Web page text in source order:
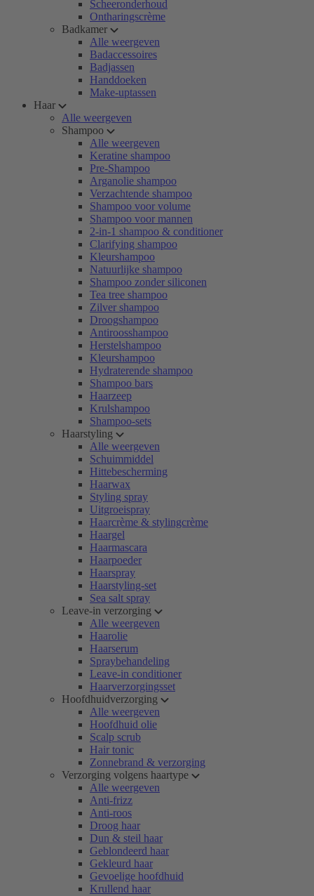
Scheeronderhoud
Ontharingscrème
Badkamer
Alle weergeven
Badaccessoires
Badjassen
Handdoeken
Make-uptassen
Haar
Alle weergeven
Shampoo
Alle weergeven
Keratine shampoo
Pre-Shampoo
Arganolie shampoo
Verzachtende shampoo
Shampoo voor volume
Shampoo voor mannen
2-in-1 shampoo & conditioner
Clarifying shampoo
Kleurshampoo
Natuurlijke shampoo
Shampoo zonder siliconen
Tea tree shampoo
Zilver shampoo
Droogshampoo
Antiroosshampoo
Herstelshampoo
Kleurshampoo
Hydraterende shampoo
Shampoo bars
Haarzeep
Krulshampoo
Shampoo-sets
Haarstyling
Alle weergeven
Schuimmiddel
Hittebescherming
Haarwax
Styling spray
Uitgroeispray
Haarcrème & stylingcrème
Haargel
Haarmascara
Haarpoeder
Haarspray
Haarstyling-set
Sea salt spray
Leave-in verzorging
Alle weergeven
Haarolie
Haarserum
Spraybehandeling
Leave-in conditioner
Haarverzorgingsset
Hoofdhuidverzorging
Alle weergeven
Hoofdhuid olie
Scalp scrub
Hair tonic
Zonnebrand & verzorging
Verzorging volgens haartype
Alle weergeven
Anti-frizz
Anti-roos
Droog haar
Dun & steil haar
Geblondeerd haar
Gekleurd haar
Gevoelige hoofdhuid
Krullend haar